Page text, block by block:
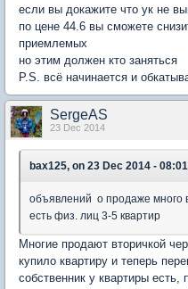
если вы докажите что ук не
по цене 44.6 вы сможете
приемлемых
но этим должен кто заняться
P.S. всё начинается и
SergeAS
23 Dec 2014
bax125, on 23 Dec 2014 -
объявлений о продаже много
есть физ. лиц 3-5 квартир
Многие продают вторичкой
купило квартиру и теперь
собственник у квартиры есть,